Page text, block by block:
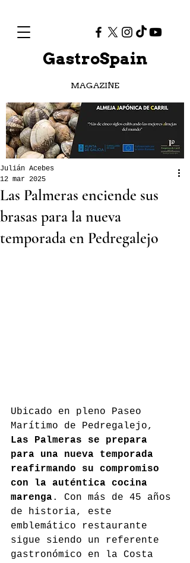
GastroSpain
MAGAZINE
Las Palmeras enciende sus
brasas para la nueva
temporada en Pedregalejo
Julián Acebes
12 mar 2025
Ubicado en pleno Paseo
Marítimo de Pedregalejo,
Las Palmeras se prepara
para una nueva temporada
reafirmando su compromiso
con la auténtica cocina
marenga. Con más de 45 años
de historia, este
emblemático restaurante
sigue siendo un referente
gastronómico en la Costa